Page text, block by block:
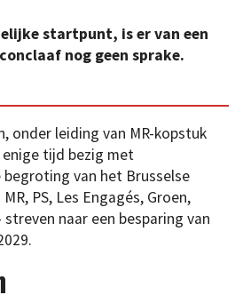
startpunt, is er van een
nog geen sprake.
onder leiding van MR-kopstuk
enige tijd bezig met
begroting van het Brusselse
PS, Les Engagés, Groen,
naar een besparing van